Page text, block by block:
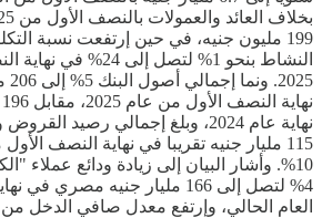
199 مليون جنيه، في حين إرتفعت نسبة
النشاط بنحو 1% لتصل
نهاية عام 2024، وبلغ إجمالي رصيد
115 مليار جنيه تقريبا في نهاية النصف
10%. وأشار البيان إلى زيادة ودائع
4% لتصل إلى 166 مليار جنيه
العام الحالي، وإرتفع معدل صافي الدخل